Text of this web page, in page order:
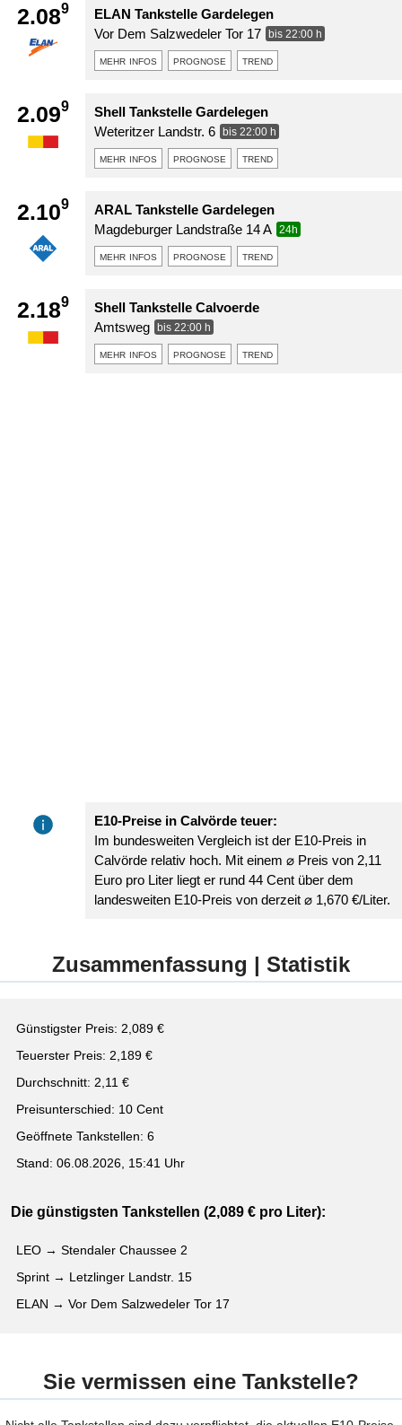
2.089
ELAN Tankstelle Gardelegen
Vor Dem Salzwedeler Tor 17
bis 22:00 h
mehr infos prognose trend
2.099
Shell Tankstelle Gardelegen
Weteritzer Landstr. 6
bis 22:00 h
mehr infos prognose trend
2.109
ARAL Tankstelle Gardelegen
Magdeburger Landstraße 14 A
24h
mehr infos prognose trend
2.189
Shell Tankstelle Calvoerde
Amtsweg
bis 22:00 h
mehr infos prognose trend
E10-Preise in Calvörde teuer:
Im bundesweiten Vergleich ist der E10-Preis in
Calvörde relativ hoch. Mit einem ⌀ Preis von 2,11
Euro pro Liter liegt er rund 44 Cent über dem
landesweiten E10-Preis von derzeit ⌀ 1,670 €/Liter.
Zusammenfassung | Statistik
Günstigster Preis: 2,089 €
Teuerster Preis: 2,189 €
Durchschnitt: 2,11 €
Preisunterschied: 10 Cent
Geöffnete Tankstellen: 6
Stand: 06.08.2026, 15:41 Uhr
Die günstigsten Tankstellen (2,089 € pro Liter):
LEO → Stendaler Chaussee 2
Sprint → Letzlinger Landstr. 15
ELAN → Vor Dem Salzwedeler Tor 17
Sie vermissen eine Tankstelle?